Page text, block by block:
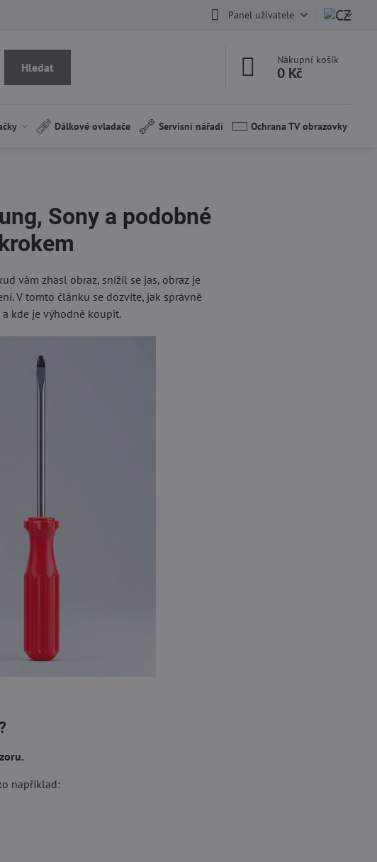
Panel uživatele
Hledat
Nákupní košík
0 Kč
Dálkové ovladače Servisní nářadí Ochrana TV obrazovky
Sony a podobné
vám zhasl obraz, snížil se jas, obraz je
V tomto článku se dozvíte, jak správně
kde je výhodně koupit.
například: